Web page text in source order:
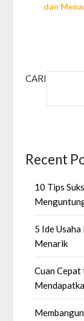
dan
CARI
Recent
10 Tips
5 Ide
Menarik
Cuan